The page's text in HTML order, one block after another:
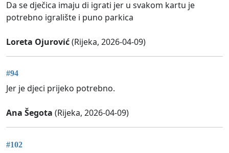
Da se dječica imaju di igrati jer u svakom kartu je
potrebno igralište i puno parkica
Loreta Ojurović(Rijeka, 2026-04-09)
#94
Jer je djeci prijeko potrebno.
Ana Šegota (Rijeka, 2026-04-09)
#102